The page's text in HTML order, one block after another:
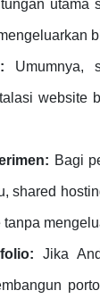
utama
Umumnya,
website
Bagi
shared
Jika